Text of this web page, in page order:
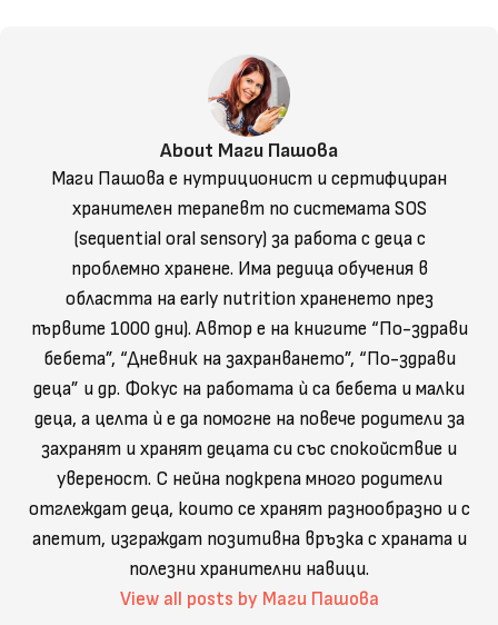
About Маги Пашова
Маги Пашова е нутриционист и сертифциран
хранителен терапевт по системата SOS
(sequential oral sensory) за работа с деца с
проблемно хранене. Има редица обучения в
областта на early nutrition храненето през
първите 1000 дни). Автор е на книгите “По-здрави
бебета”, “Дневник на захранването”, “По-здрави
деца” и др. Фокус на работата ѝ са бебета и малки
деца, а целта ѝ е да помогне на повече родители за
захранят и хранят децата си със спокойствие и
увереност. С нейна подкрепа много родители
отглеждат деца, които се хранят разнообразно и с
апетит, изграждат позитивна връзка с храната и
полезни хранителни навици.
View all posts by Маги Пашова